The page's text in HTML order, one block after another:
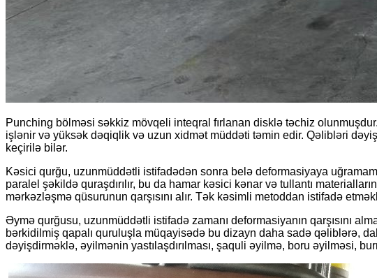
Punching bölməsi səkkiz mövqeli inteqral fırlanan disklə təchiz
işlənir və yüksək dəqiqlik və uzun xidmət müddəti təmin edir. Qəlibləri
keçirilə bilər.
Kəsici qurğu, uzunmüddətli istifadədən sonra belə deformasiyaya
paralel şəkildə quraşdırılır, bu da hamar kəsici kənar və tullantı
mərkəzləşmə qüsurunun qarşısını alır. Tək kəsimli metoddan istifadə
Əymə qurğusu, uzunmüddətli istifadə zamanı deformasiyanın qarşısını
bərkidilmiş qapalı quruluşla müqayisədə bu dizayn daha sadə qəliblərə,
dəyişdirməklə, əyilmənin yastılaşdırılması, şaquli əyilmə, boru əyilməsi,